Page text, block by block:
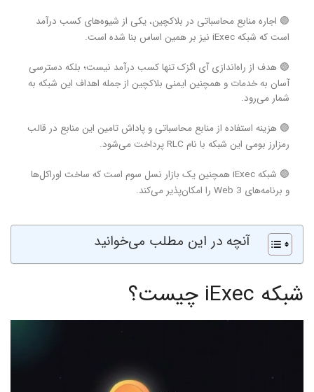
🟣 اجاره منابع محاسباتی در بلاکچین، یکی از شیوه‌های کسب درآمد
است که شبکه iExec نیز بر همین اساس بنا شده است.
🟣 هدف از راه‌اندازی آی اگزک تنها کسب درآمد نیست؛ بلکه دسترسی
آسان به خدمات و همچنین ایمنی بلاکچین از جمله اهداف این شبکه به
شمار می‌رود.
🟣 هزینه استفاده از منابع محاسباتی و پاداش تامین این منابع در قالب
رمزارز بومی این شبکه با نام RLC پرداخت می‌شود.
🟣 شبکه iExec‌ همچنین یک بازار نسل سوم است که ساخت اوراکل‌ها
و برنامه‌های Web 3 را امکان‌پذیر می‌کند.
آنچه در این مطلب می‌خوانید
شبکه iExec چیست؟